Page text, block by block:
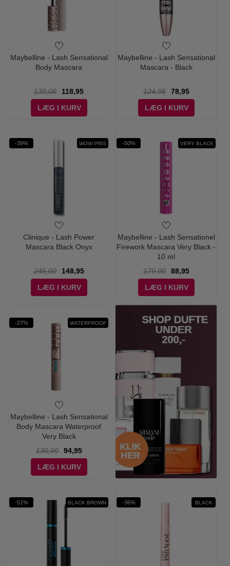
Maybelline - Lash Sensational
Body Mascara
130,00
118,95
LÆG I KURV
Maybelline - Lash Sensational
Mascara - Black
124,95
78,95
LÆG I KURV
-39% WOW PRIS
Clinique - Lash Power
Mascara Black Onyx
245,00
148,95
LÆG I KURV
-50% VERY BLACK
Maybelline - Lash Sensationel
Firework Mascara Very Black -
10 ml
179,00
88,95
LÆG I KURV
-27% WATERPROOF
Maybelline - Lash Sensational
Body Mascara Waterproof
Very Black
130,00
94,95
LÆG I KURV
-51% BLACK BROWN -36% BLACK